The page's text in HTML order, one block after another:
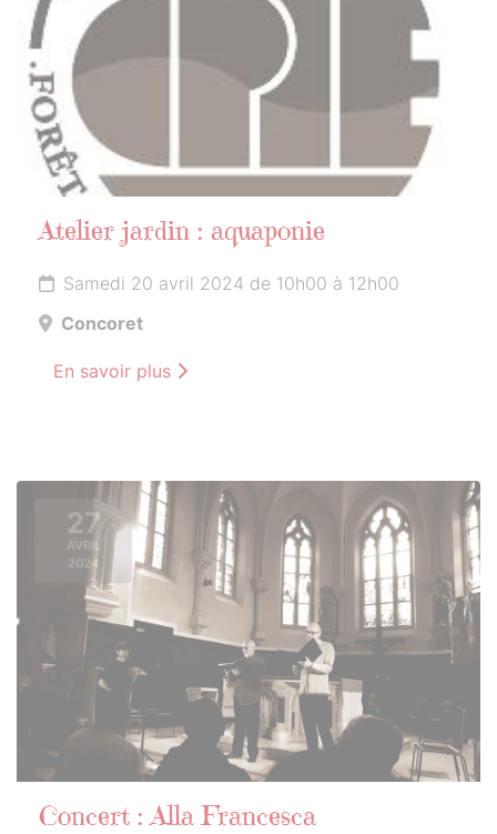
Atelier jardin : aquaponie
Samedi 20 avril 2024 de 10h00 à 12h00
Concoret
En savoir plus
27
AVRIL
2024
Concert : Alla Francesca